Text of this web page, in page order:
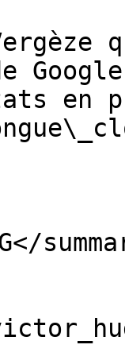
en